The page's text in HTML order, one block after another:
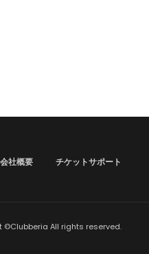
会社概要 チケットサポート
©Clubberia All rights reserved.